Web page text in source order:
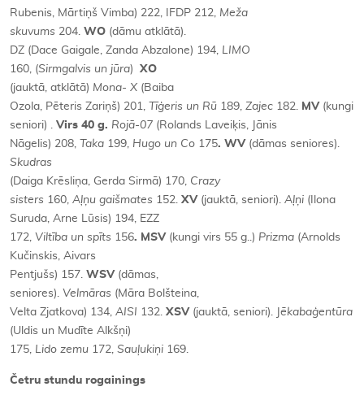
Rubenis, Mārtiņš Vimba) 222, IFDP 212, Meža
skuvums 204. WO (dāmu atklātā).
DZ (Dace Gaigale, Zanda Abzalone) 194, LIMO
160, (Sirmgalvis un jūra) XO
(jauktā, atklātā) Mona- X (Baiba
Ozola, Pēteris Zariņš) 201, Tīģeris un Rū 189, Zajec 182. MV (kungi
seniori) . Virs 40 g. Rojā-07 (Rolands Laveiķis, Jānis
Nāgelis) 208, Taka 199, Hugo un Co 175. WV (dāmas seniores).
Skudras
(Daiga Krēsliņa, Gerda Sirmā) 170, Crazy
sisters 160, Aļņu gaišmates 152. XV (jauktā, seniori). Aļņi (Ilona
Suruda, Arne Lūsis) 194, EZZ
172, Viltība un spīts 156. MSV (kungi virs 55 g..) Prizma (Arnolds
Kučinskis, Aivars
Pentjušs) 157. WSV (dāmas,
seniores). Velmāras (Māra Bolšteina,
Velta Zjatkova) 134, AISI 132. XSV (jauktā, seniori). J ēkabaģentūra
(Uldis un Mudīte Alkšņi)
175, Lido zemu 172, Sauļukiņi 169.
Četru stundu rogainings